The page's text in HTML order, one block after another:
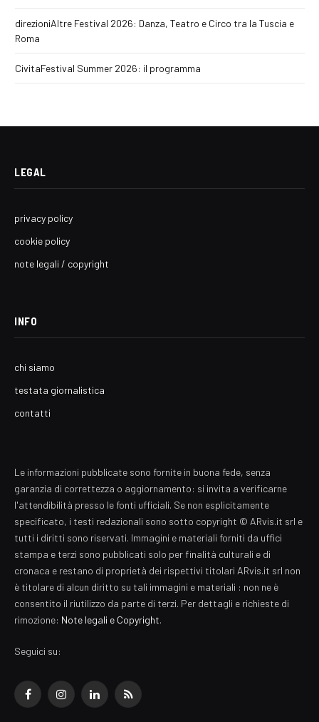
direzioniAltre Festival 2026: Danza, Teatro e Circo tra la Tuscia e
Roma
CivitaFestival Summer 2026: il programma
LEGAL
privacy policy
cookie policy
note legali / copyright
INFO
chi siamo
testata giornalistica
contatti
Le informazioni pubblicate sono fornite in buona fede, senza
garanzia di correttezza o aggiornamento: si invita a verificarne
l'attendibilità presso le fonti ufficiali. Se non esplicitamente
specificato, i testi redazionali sono sotto copyright © ARvis.it srl e
tutti i diritti sono riservati. Immagini e materiali forniti da uffici
stampa e terzi sono pubblicati solo per finalità culturali e di
cronaca e restano di proprietà dei rispettivi titolari ARvis.it srl non
è titolare di alcun diritto su tali immagini e materiali : non ne è
consentito il riutilizzo da parte di terzi. Per dettagli e richieste di
rimozione: Note legali e Copyright.
Seguici su:
FacebookInstagramLinkedInRSS